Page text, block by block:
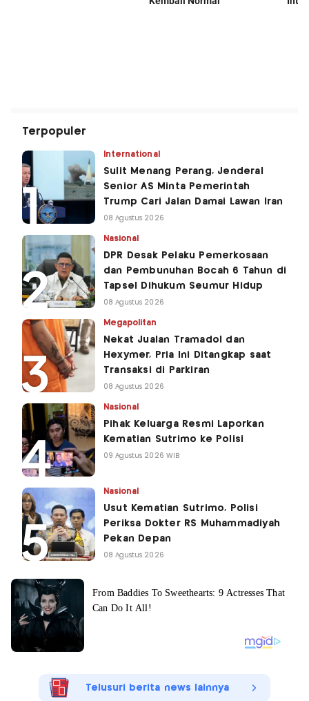
Terpopuler
International
Sulit Menang Perang, Jenderal
Senior AS Minta Pemerintah
Trump Cari Jalan Damai Lawan Iran
08 Agustus 2026
Nasional
DPR Desak Pelaku Pemerkosaan
dan Pembunuhan Bocah 6 Tahun di
Tapsel Dihukum Seumur Hidup
08 Agustus 2026
Megapolitan
Nekat Jualan Tramadol dan
Hexymer, Pria Ini Ditangkap saat
Transaksi di Parkiran
08 Agustus 2026
Nasional
Pihak Keluarga Resmi Laporkan
Kematian Sutrimo ke Polisi
09 Agustus 2026 WIB
Nasional
Usut Kematian Sutrimo, Polisi
Periksa Dokter RS Muhammadiyah
Pekan Depan
08 Agustus 2026
Telusuri berita news lainnya